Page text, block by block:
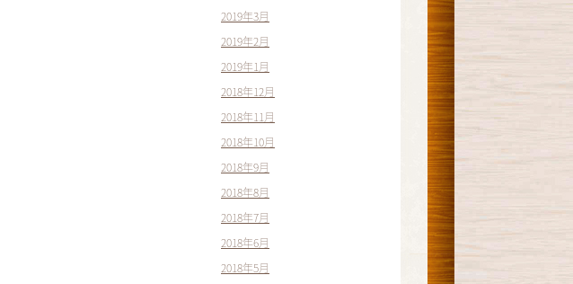
2019年3月
2019年2月
2019年1月
2018年12月
2018年11月
2018年10月
2018年9月
2018年8月
2018年7月
2018年6月
2018年5月